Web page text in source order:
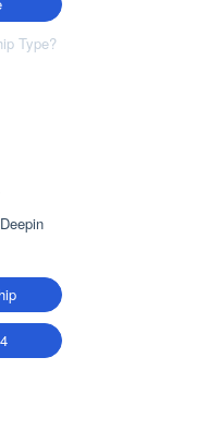
Type?